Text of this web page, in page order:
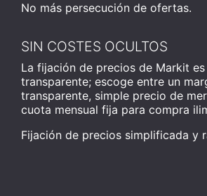
No más persecución de ofertas.
SIN COSTES OCULTOS
La fijación de precios de Markit
transparente; escoge entre un
transparente, simple precio de
cuota mensual fija para compra
Fijación de precios simplificada y